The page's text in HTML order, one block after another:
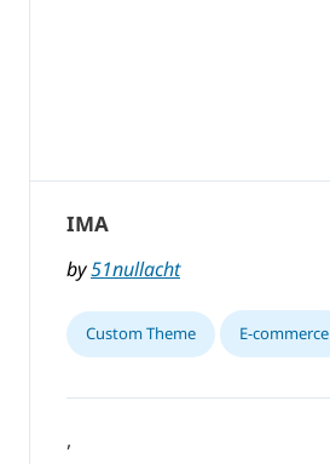
IMA
by51nullacht
Custom Theme E-commerce
,